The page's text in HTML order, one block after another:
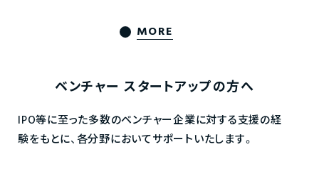
MORE
ベンチャー スタートアップの方へ
IPO等に至った多数のベンチャー企業に対する支援の経
験をもとに、各分野においてサポートいたします。